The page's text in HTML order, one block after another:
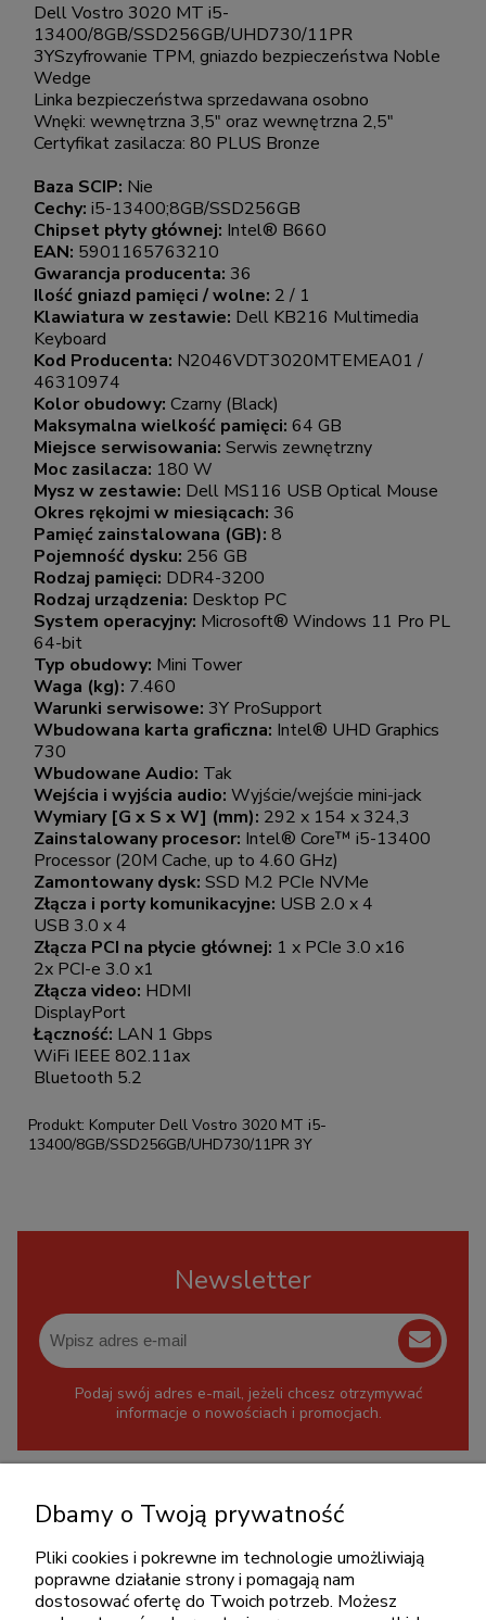
Dell Vostro 3020 MT i5-
13400/8GB/SSD256GB/UHD730/11PR
3YSzyfrowanie TPM, gniazdo bezpieczeństwa Noble
Wedge
Linka bezpieczeństwa sprzedawana osobno
Wnęki: wewnętrzna 3,5" oraz wewnętrzna 2,5"
Certyfikat zasilacza: 80 PLUS Bronze
Baza SCIP: Nie
Cechy: i5-13400;8GB/SSD256GB
Chipset płyty głównej: Intel® B660
EAN: 5901165763210
Gwarancja producenta: 36
Ilość gniazd pamięci / wolne: 2 / 1
Klawiatura w zestawie: Dell KB216 Multimedia
Keyboard
Kod Producenta: N2046VDT3020MTEMEA01 /
46310974
Kolor obudowy: Czarny (Black)
Maksymalna wielkość pamięci: 64 GB
Miejsce serwisowania: Serwis zewnętrzny
Moc zasilacza: 180 W
Mysz w zestawie: Dell MS116 USB Optical Mouse
Okres rękojmi w miesiącach: 36
Pamięć zainstalowana (GB): 8
Pojemność dysku: 256 GB
Rodzaj pamięci: DDR4-3200
Rodzaj urządzenia: Desktop PC
System operacyjny: Microsoft® Windows 11 Pro PL
64-bit
Typ obudowy: Mini Tower
Waga (kg): 7.460
Warunki serwisowe: 3Y ProSupport
Wbudowana karta graficzna: Intel® UHD Graphics
730
Wbudowane Audio: Tak
Wejścia i wyjścia audio: Wyjście/wejście mini-jack
Wymiary [G x S x W] (mm): 292 x 154 x 324,3
Zainstalowany procesor: Intel® Core™ i5-13400
Processor (20M Cache, up to 4.60 GHz)
Zamontowany dysk: SSD M.2 PCIe NVMe
Złącza i porty komunikacyjne: USB 2.0 x 4
USB 3.0 x 4
Złącza PCI na płycie głównej: 1 x PCIe 3.0 x16
2x PCI-e 3.0 x1
Złącza video: HDMI
DisplayPort
Łączność: LAN 1 Gbps
WiFi IEEE 802.11ax
Bluetooth 5.2
Produkt: Komputer Dell Vostro 3020 MT i5-
13400/8GB/SSD256GB/UHD730/11PR 3Y
Newsletter
Podaj swój adres e-mail, jeżeli chcesz otrzymywać
informacje o nowościach i promocjach.
+48 717345566
pon.-piąt.: 08:00-16:00
sklep@cebit.pl
Dbamy o Twoją prywatność
Pliki cookies i pokrewne im technologie umożliwiają
poprawne działanie strony i pomagają nam
dostosować ofertę do Twoich potrzeb. Możesz